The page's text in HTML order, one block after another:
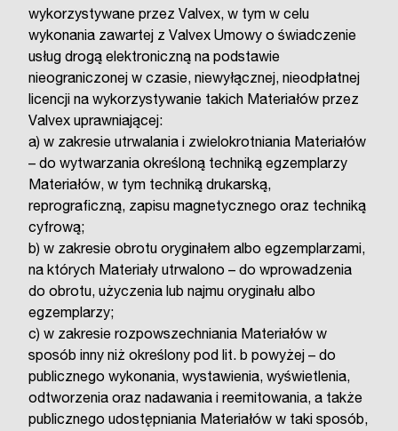
wykorzystywane przez Valvex, w tym w celu
wykonania zawartej z Valvex Umowy o świadczenie
usług drogą elektroniczną na podstawie
nieograniczonej w czasie, niewyłącznej, nieodpłatnej
licencji na wykorzystywanie takich Materiałów przez
Valvex uprawniającej:
a) w zakresie utrwalania i zwielokrotniania Materiałów
– do wytwarzania określoną techniką egzemplarzy
Materiałów, w tym techniką drukarską,
reprograficzną, zapisu magnetycznego oraz techniką
cyfrową;
b) w zakresie obrotu oryginałem albo egzemplarzami,
na których Materiały utrwalono – do wprowadzenia
do obrotu, użyczenia lub najmu oryginału albo
egzemplarzy;
c) w zakresie rozpowszechniania Materiałów w
sposób inny niż określony pod lit. b powyżej – do
publicznego wykonania, wystawienia, wyświetlenia,
odtworzenia oraz nadawania i reemitowania, a także
publicznego udostępniania Materiałów w taki sposób,